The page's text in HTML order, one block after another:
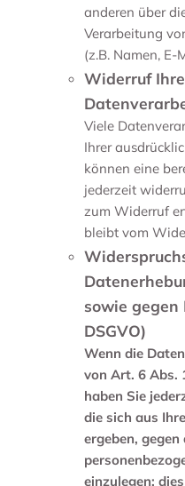
anderen über
Verarbeitung
(z.B. Namen, E-
Widerruf
Viele
Ihrer
können eine
jederzeit
zum Widerruf
bleibt vom
sowie
DSGVO)
Wenn die
von Art. 6 Abs.
haben Sie
die sich aus
ergeben,
einzulegen;